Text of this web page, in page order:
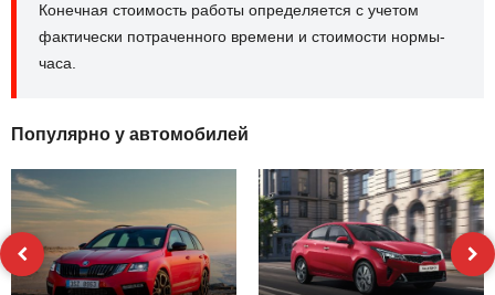
Конечная стоимость работы определяется с учетом
фактически потраченного времени и стоимости нормы-
часа.
Популярно у автомобилей